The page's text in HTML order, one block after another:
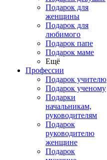
Подарок для
женщины
Подарок для
любимого
Подарок папе
Подарок маме
Ещё
Профессии
Подарок учителю
Подарок ученому
Подарки
начальникам,
руководителям
Подарок
руководителю
женщине
Подарок